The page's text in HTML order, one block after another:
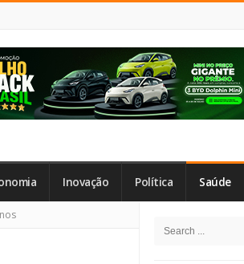
Inovação Política Saúde
Sidebar
Search